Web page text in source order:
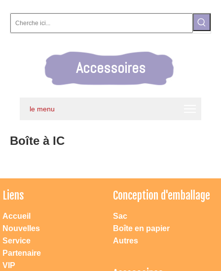
Accessoires
le menu
Boîte à IC
Liens
Accueil
Nouvelles
Service
Partenaire
VIP
Conception d'emballage
Sac
Boîte en papier
Autres